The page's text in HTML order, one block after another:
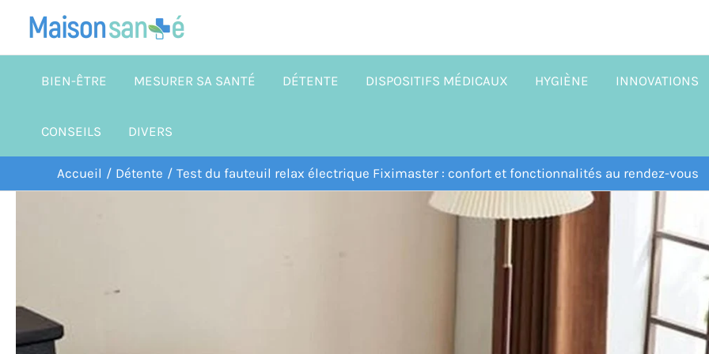
contenu
BIEN-ÊTRE MESURER SA SANTÉ DÉTENTE DISPOSITIFS MÉDICAUX HYGIÈNE INNOVATIONS
CONSEILS DIVERS
Accueil Détente Test du fauteuil relax électrique Fiximaster : confort et fonctionnalités au rendez-vous